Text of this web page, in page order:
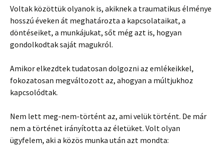
Voltak közöttük olyanok is, akiknek a traumatikus élménye
hosszú éveken át meghatározta a kapcsolataikat, a
döntéseiket, a munkájukat, sőt még azt is, hogyan
gondolkodtak saját magukról.
Amikor elkezdtek tudatosan dolgozni az emlékeikkel,
fokozatosan megváltozott az, ahogyan a múltjukhoz
kapcsolódtak.
Nem lett meg-nem-történt az, ami velük történt. De már
nem a történet irányította az életüket. Volt olyan
ügyfelem, aki a közös munka után azt mondta: